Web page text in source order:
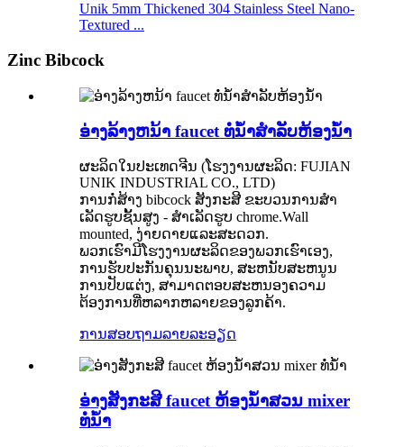
Unik 5mm Thickened 304 Stainless Steel Nano-
Textured ...
Zinc Bibcock
ອ່າງລ້າງຫນ້າ faucet ທໍ່ນ້ໍາສໍາລັບຫ້ອງນ້ໍາ
ຜະລິດໃນປະເທດຈີນ (ໂຮງງານຜະລິດ: FUJIAN
UNIK INDUSTRIAL CO., LTD)
ການກໍ່ສ້າງ bibcock ສັງກະສີ ຂະບວນການສໍາ
ເລັດຮູບຊັ້ນສູງ - ສໍາເລັດຮູບ chrome.Wall
mounted, ງ່າຍດາຍແລະສະດວກ.
ພວກເຮົາມີໂຮງງານຜະລິດຂອງພວກເຮົາເອງ,
ການຮັບປະກັນຄຸນນະພາບ, ສະຫນັບສະຫນູນ
ການປັບແຕ່ງ, ສາມາດຕອບສະຫນອງຄວາມ
ຕ້ອງການທີ່ຫລາກຫລາຍຂອງລູກຄ້າ.
ການສອບຖາມລາຍລະອຽດ
ອ່າງສັງກະສີ faucet ຫ້ອງນ້ໍາສວນ mixer
ທໍ່ນ້ໍາ